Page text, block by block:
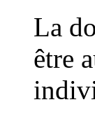
La
être